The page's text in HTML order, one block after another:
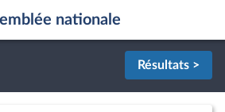
nationale
Résultats >